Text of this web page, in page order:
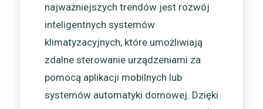
najważniejszych trendów jest rozwój
inteligentnych systemów
klimatyzacyjnych, które umożliwiają
zdalne sterowanie urządzeniami za
pomocą aplikacji mobilnych lub
systemów automatyki domowej. Dzięki